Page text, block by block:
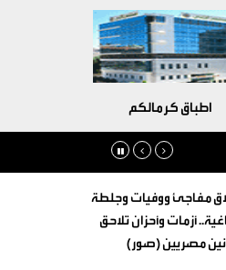
اطباق كرمالكم
مفاجئ ووفيات وجلطة
أزمات وأحزان تلاحق
مصريين (صور)